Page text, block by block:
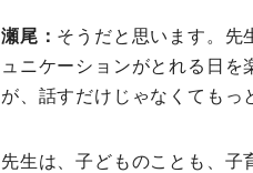
瀬尾： そうだと思います。先
ュニケーションがとれる日
が、話すだけじゃなくてもっ
先生は、子どものことも、子